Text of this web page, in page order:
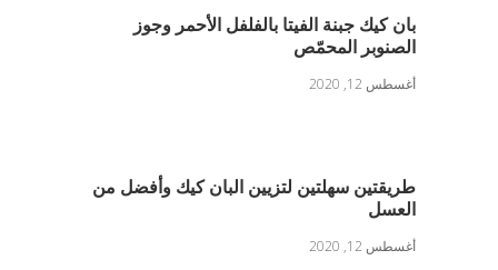
بان كيك جبنة الفيتا بالفلفل الأحمر وجوز
الصنوبر المحمّص
أغسطس 12, 2020
طريقتين سهلتين لتزيين البان كيك وأفضل من
العسل
أغسطس 12, 2020